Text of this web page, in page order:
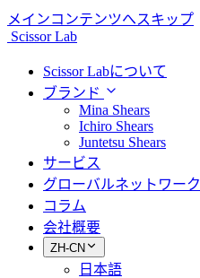
メインコンテンツへスキップ
Scissor Lab
Scissor Labについて
ブランド
Mina Shears
Ichiro Shears
Juntetsu Shears
サービス
グローバルネットワーク
コラム
会社概要
ZH-CN
日本語